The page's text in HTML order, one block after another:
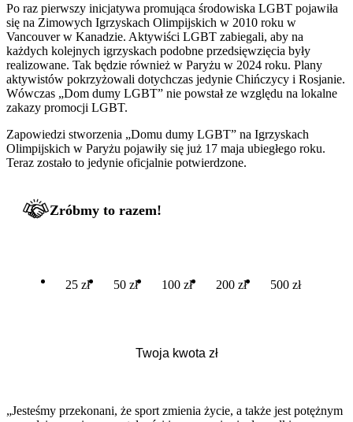
Po raz pierwszy inicjatywa promująca środowiska LGBT pojawiła
się na Zimowych Igrzyskach Olimpijskich w 2010 roku w
Vancouver w Kanadzie. Aktywiści LGBT zabiegali, aby na
każdych kolejnych igrzyskach podobne przedsięwzięcia były
realizowane. Tak będzie również w Paryżu w 2024 roku. Plany
aktywistów pokrzyżowali dotychczas jedynie Chińczycy i Rosjanie.
Wówczas „Dom dumy LGBT” nie powstał ze względu na lokalne
zakazy promocji LGBT.
Zapowiedzi stworzenia „Domu dumy LGBT” na Igrzyskach
Olimpijskich w Paryżu pojawiły się już 17 maja ubiegłego roku.
Teraz zostało to jedynie oficjalnie potwierdzone.
Zróbmy to razem!
25 zł 50 zł 100 zł 200 zł 500 zł
„Jesteśmy przekonani, że sport zmienia życie, a także jest potężnym